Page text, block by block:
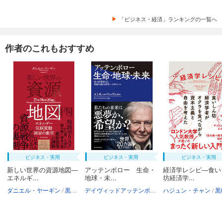
「ビジネス・経済」ランキングの一覧へ
作者のこれもおすすめ
ビジネス・実用
新しい世界の資源地図―
エネルギ...
ダニエル・ヤーギン 黒輪篤嗣
ビジネス・実用
アッテンボロー 生命・
地球・未...
デイヴィッドアッテンボロー 黒輪篤嗣
ビジネス・実用
経済学レシピ―食
坊経済学...
ハジュン・チャン 黒